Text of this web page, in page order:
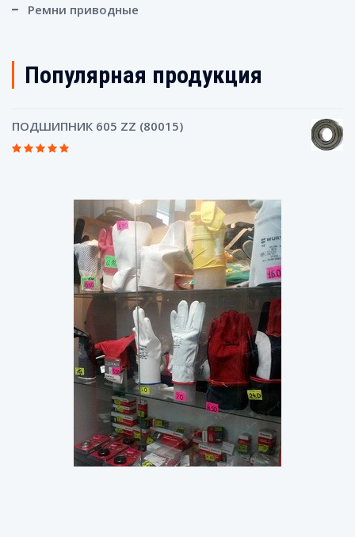
Ремни приводные
Популярная продукция
ПОДШИПНИК 605 ZZ (80015)